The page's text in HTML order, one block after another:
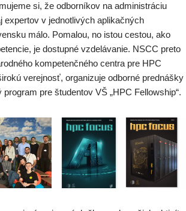
si, že odborníkov na administráciu
expertov v jednotlivých aplikačných
málo. Pomalou, no istou cestou, ako
je dostupné vzdelávanie. NSCC preto
kompetenčného centra pre HPC
verejnosť, organizuje odborné prednášky
pre študentov VŠ „HPC Fellowship“.